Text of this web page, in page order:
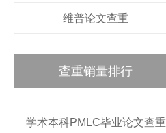
维普论文查重
查重销量排行
学术本科PMLC毕业论文查重